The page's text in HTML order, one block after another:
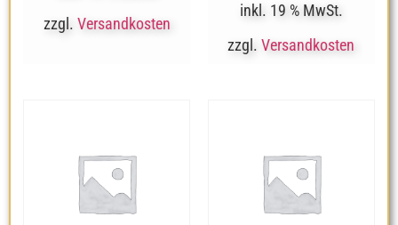
zzgl. Versandkosten
inkl. 19 % MwSt.
zzgl.Versandkosten